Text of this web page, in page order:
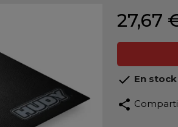
27,67
 En stock
share